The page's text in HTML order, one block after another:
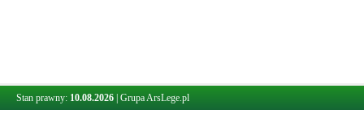
Stan prawny: 10.08.2026 Grupa ArsLege.pl